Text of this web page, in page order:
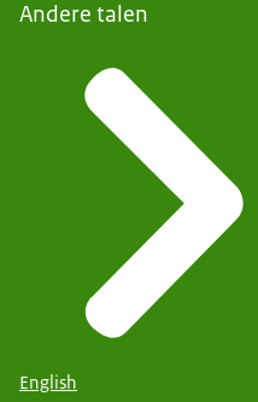
Andere talen
English